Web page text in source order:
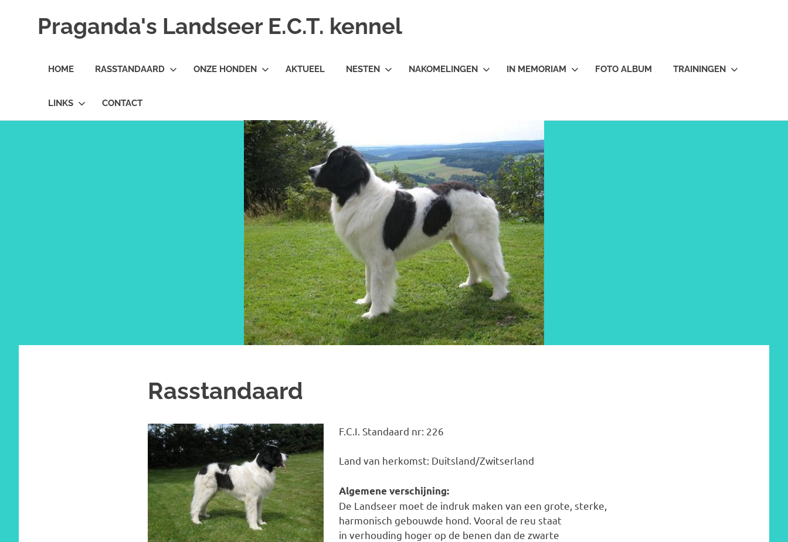
Praganda's Landseer E.C.T. kennel
kennel
HOME RASSTANDAARD ONZE HONDEN AKTUEEL NESTEN NAKOMELINGEN IN MEMORIAM FOTO ALBUM TRAININGEN
LINKS CONTACT
Rasstandaard
F.C.I. Standaard nr: 226
Land van herkomst: Duitsland/Zwitserland
Algemene verschijning:
De Landseer moet de indruk maken van een grote, sterke,
harmonisch gebouwde hond. Vooral de reu staat
in verhouding hoger op de benen dan de zwarte